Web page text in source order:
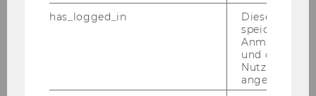
has_logged_in
Dieses Cookie
speichert
und ob sich
Nutzer*in
angemeldet